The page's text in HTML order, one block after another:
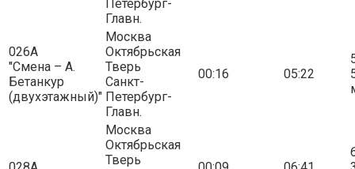
Петербург-
Главн.
026А
"Смена – А.
Бетанкур
(двухэтажный)"
Москва
Октябрьская
Тверь
Санкт-
Петербург-
Главн.
00:16 05:22
Москва
Октябрьская
Тверь